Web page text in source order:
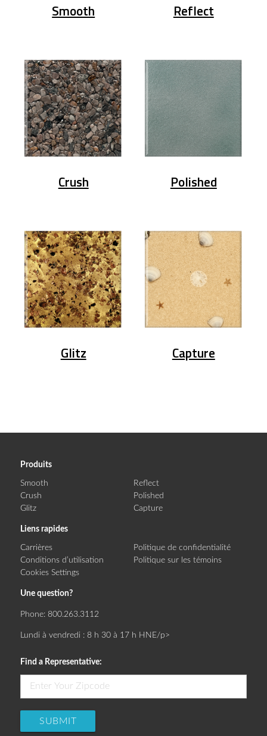
Smooth Reflect
Crush Polished
Glitz Capture
Produits
Smooth
Reflect
Crush
Polished
Glitz
Capture
Liens rapides
Carrières
Politique de confidentialité
Conditions d’utilisation
Politique sur les témoins
Cookies Settings
Une question?
Phone: 800.263.3112
Lundi à vendredi : 8 h 30 à 17 h HNE/p>
Find a Representative:
SUBMIT